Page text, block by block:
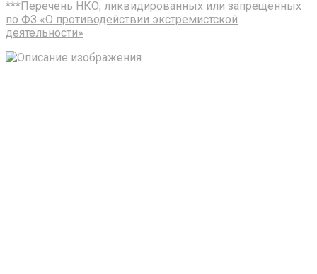
***Перечень НКО, ликвидированных или запрещенных
по ФЗ «О противодействии экстремистской
деятельности»